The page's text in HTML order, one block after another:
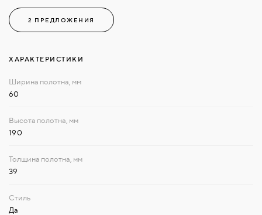
2 ПРЕДЛОЖЕНИЯ
ХАРАКТЕРИСТИКИ
60
190
39
Да